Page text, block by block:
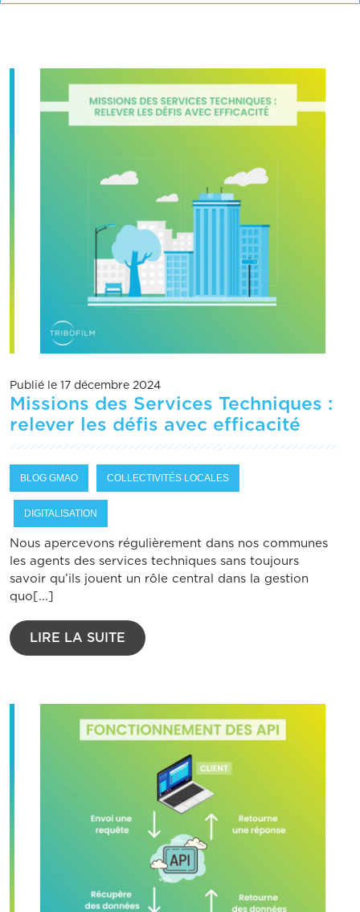
Publié le 17 décembre 2024
Missions des Services Techniques :
relever les défis avec efficacité
BLOG GMAO COLLECTIVITÉS LOCALES
DIGITALISATION
Nous apercevons régulièrement dans nos communes
les agents des services techniques sans toujours
savoir qu’ils jouent un rôle central dans la gestion
quo[...]
LIRE LA SUITE